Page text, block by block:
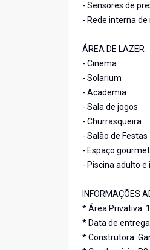
- Sensores de
- Rede interna
ÁREA DE LAZER
- Cinema
- Solarium
- Academia
- Sala de jogos
- Churrasqueira
- Salão de Festas
- Espaço gourmet
- Piscina adulto e
INFORMAÇÕES
* Área Privativa:
* Data de
* Construtora: